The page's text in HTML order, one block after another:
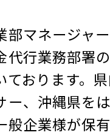
部マネージャ
代行業務部署
ております。
ー、沖縄県を
般企業様が保